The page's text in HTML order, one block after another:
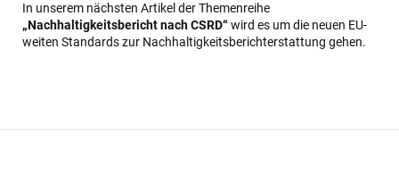
In unserem nächsten Artikel der Themenreihe
„Nachhaltigkeitsbericht nach CSRD“wird es um die neuen EU-
weiten Standards zur Nachhaltigkeitsberichterstattung gehen.